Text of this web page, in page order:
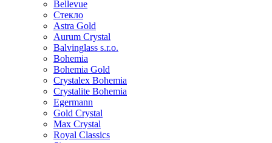
Bellevue
Стекло
Astra Gold
Aurum Crystal
Balvinglass s.r.o.
Bohemia
Bohemia Gold
Crystalex Bohemia
Crystalite Bohemia
Egermann
Gold Crystal
Max Crystal
Royal Classics